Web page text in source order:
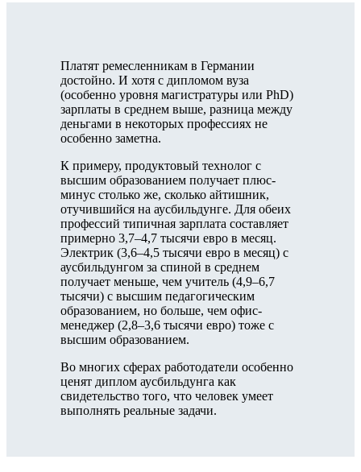
Платят ремесленникам в Германии
достойно. И хотя с дипломом вуза
(особенно уровня магистратуры или PhD)
зарплаты в среднем выше, разница между
деньгами в некоторых профессиях не
особенно заметна.
К примеру, продуктовый технолог с
высшим образованием получает плюс-
минус столько же, сколько айтишник,
отучившийся на аусбильдунге. Для обеих
профессий типичная зарплата составляет
примерно 3,7–4,7 тысячи евро в месяц.
Электрик (3,6–4,5 тысячи евро в месяц) с
аусбильдунгом за спиной в среднем
получает меньше, чем учитель (4,9–6,7
тысячи) с высшим педагогическим
образованием, но больше, чем офис-
менеджер (2,8–3,6 тысячи евро) тоже с
высшим образованием.
Во многих сферах работодатели особенно
ценят диплом аусбильдунга как
свидетельство того, что человек умеет
выполнять реальные задачи.